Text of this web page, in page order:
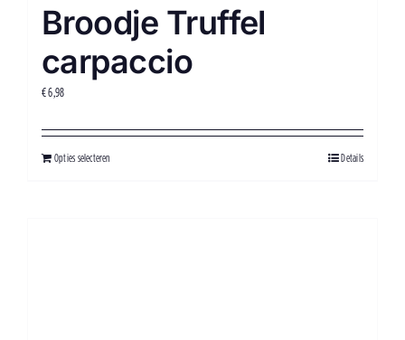
Broodje Truffel
carpaccio
€6,98
Opties selecteren Details